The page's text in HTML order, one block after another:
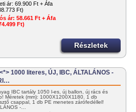
ár: 69.900 Ft + Áfa
Ft)
ár: 58.661 Ft + Áfa
Ft)
Részletek
1000 literes, ÚJ, IBC, ÁLTALÁNOS -
IBC tartály 1050 l-es, új ballon, új rács és
Méretek (mm): 1000X1200X1180. 1 db
csappal, 1 db PE menetes zárófedéllel!
-…